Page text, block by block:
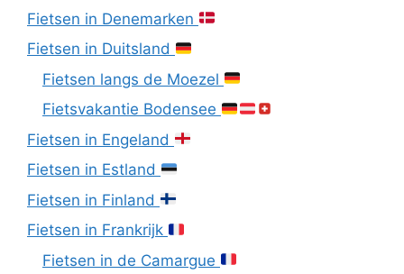
Fietsen in Denemarken
Fietsen in Duitsland
Fietsen langs de Moezel
Fietsvakantie Bodensee
Fietsen in Engeland
Fietsen in Estland
Fietsen in Finland
Fietsen in Frankrijk
Fietsen in de Camargue